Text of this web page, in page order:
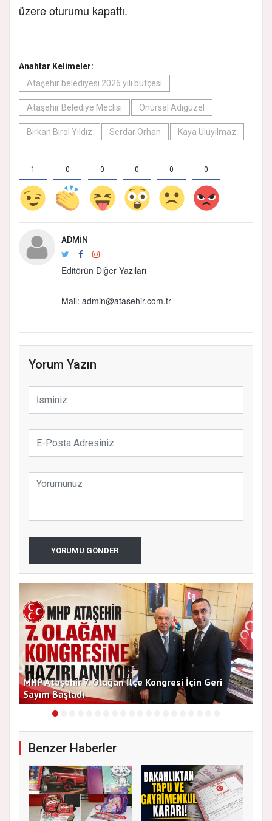
üzere oturumu kapattı.
Anahtar Kelimeler:
Ataşehir belediyesi 2026 yılı bütçesi
Ataşehir Belediye Meclisi Onursal Adıgüzel
Birkan Birol Yıldız Serdar Orhan Kaya Uluyılmaz
1 0 0 0 0 0
ADMIN
Editörün Diğer Yazıları
Mail: admin@atasehir.com.tr
Yorum Yazın
YORUMU GÖNDER
MHP Ataşehir 7. Olağan İlçe Kongresi İçin Geri
Sayım Başladı
Benzer Haberler